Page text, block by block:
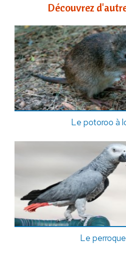
Découvrez
Le potoroo à
Le